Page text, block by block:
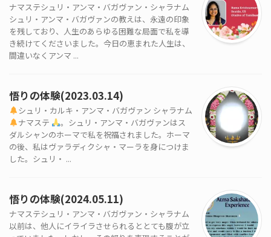
ナマステシュリ・アンマ・バガヴァン・シャラナム
シュリ・アンマ・バガヴァンの教えは、永遠の印象
を残しており、人生のあらゆる困難な局面で私を導
き続けてくださいました。今日の恵まれた人生は、
間違いなくアンマ ...
悟りの体験(2023.03.14)
シュリ・カルキ・アンマ・バガヴァン シャラナム
ナマステ
。シュリ・アンマ・バガヴァンはス
ダルシャンのホーマで私を祝福されました。ホーマ
の後、私はヴァラディクシャ・マーラを身につけま
した。シュリ・ ...
悟りの体験(2024.05.11)
ナマステシュリ・アンマ・バガヴァン・シャラナム
以前は、他人にイライラさせられるととても腹が立